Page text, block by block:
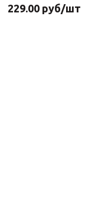
229.00руб/шт